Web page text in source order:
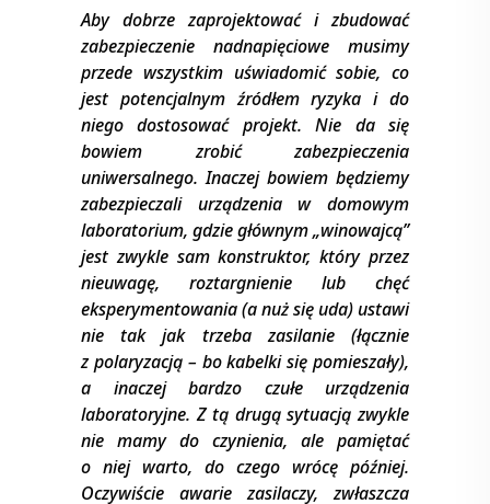
Aby dobrze zaprojektować i zbudować
zabezpieczenie nadnapięciowe musimy
przede wszystkim uświadomić sobie, co
jest potencjalnym źródłem ryzyka i do
niego dostosować projekt. Nie da się
bowiem zrobić zabezpieczenia
uniwersalnego. Inaczej bowiem będziemy
zabezpieczali urządzenia w domowym
laboratorium, gdzie głównym „winowajcą’’
jest zwykle sam konstruktor, który przez
nieuwagę, roztargnienie lub chęć
eksperymentowania (a nuż się uda) ustawi
nie tak jak trzeba zasilanie (łącznie
z polaryzacją – bo kabelki się pomieszały),
a inaczej bardzo czułe urządzenia
laboratoryjne. Z tą drugą sytuacją zwykle
nie mamy do czynienia, ale pamiętać
o niej warto, do czego wrócę później.
Oczywiście awarie zasilaczy, zwłaszcza